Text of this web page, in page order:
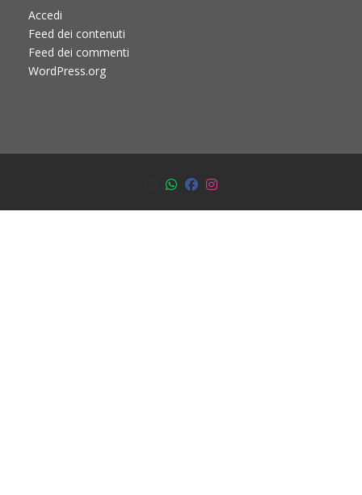
Accedi
Feed dei contenuti
Feed dei commenti
WordPress.org